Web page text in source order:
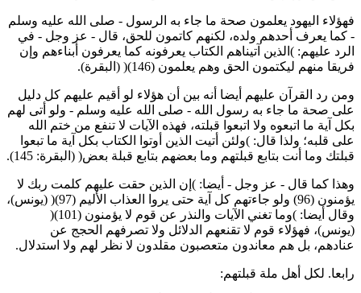
اليهود يعلمون صحة ما جاء به الرسول - صلى الله عليه وسلم
كما يعرف أحدهم ولده، لكنهم كاتمون للحق، قال - عز وجل - في
عليهم: )الذين آتيناهم الكتاب يعرفونه كما يعرفون أبناءهم وإن
منهم ليكتمون الحق وهم يعلمون (146)( (البقرة).
رد القرآن عليهم أيضا أنه بين أن هؤلاء لو أقيم عليهم كل دليل
صحة ما جاء به رسول الله - صلى الله عليه وسلم - ولو أتى لهم
آية ما اتبعوه ولا اتبعوا قبلته، فهذه الآيات لا تنفع من ختم الله
قلبه؛ ولذا قال: )ولئن أتيت الذين أوتوا الكتاب بكل آية ما تبعوا
وما أنت بتابع قبلتهم وما بعضهم بتابع قبلة بعض( (البقرة: 145).
كما قال - عز وجل - أيضا: )إن الذين حقت عليهم كلمت ربك لا
يؤمنون (96) ولو جاءتهم كل آية حتى يروا العذاب الأليم (97)( (يونس)،
وقال أيضا: )وما تغني الآيات والنذر عن قوم لا يؤمنون (101)(
فهؤلاء قوم لا تقنعهم الدلائل ولا تصرفهم الحجج عن
بل هم معاندون متعصبون مقلدون لا نظر لهم ولا استدلال.
لكل أهل ملة قبلتهم: